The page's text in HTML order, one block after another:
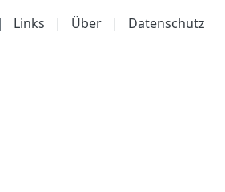
| Links | Über | Datenschutz